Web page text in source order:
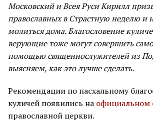
Московский и Всея Руси Кирилл
православных в Страстную неделю и
молиться дома. Благословение
верующие тоже могут совершить
помощью священнослужителей из
выясняем, как это лучше сделать.
Рекомендации по пасхальному
куличей появились на официальном
православной церкви.